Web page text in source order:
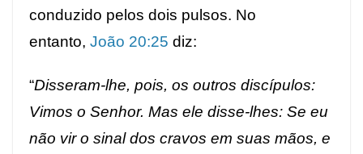
conduzido pelos dois pulsos. No
entanto, João 20:25 diz:
“Disseram-lhe, pois, os outros discípulos:
Vimos o Senhor. Mas ele disse-lhes: Se eu
não vir o sinal dos cravos em suas mãos, e